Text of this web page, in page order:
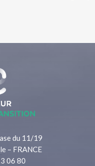
du 11/19
– FRANCE
06 80